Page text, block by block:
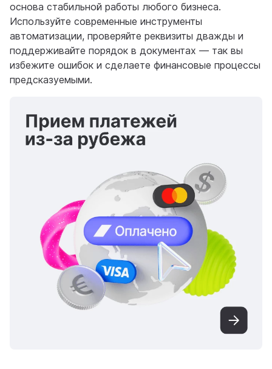
основа стабильной работы любого бизнеса.
Используйте современные инструменты
автоматизации, проверяйте реквизиты дважды и
поддерживайте порядок в документах — так вы
избежите ошибок и сделаете финансовые процессы
предсказуемыми.